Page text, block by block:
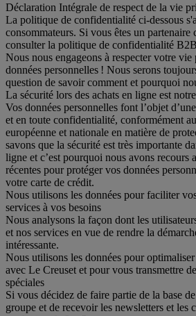
Déclaration Intégrale de respect de la vie
La politique de confidentialité ci-dessous
consommateurs. Si vous êtes un
consulter la politique de confidentialité B2B
Nous nous engageons à respecter votre
données personnelles ! Nous serons
question de savoir comment et pourquoi
La sécurité lors des achats en ligne est
Vos données personnelles font l’objet
et en toute confidentialité, conformément
européenne et nationale en matière de
savons que la sécurité est très importante
ligne et c’est pourquoi nous avons recours
récentes pour protéger vos données
votre carte de crédit.
Nous utilisons les données pour faciliter
services à vos besoins
Nous analysons la façon dont les
et nos services en vue de rendre la
intéressante.
Nous utilisons les données pour
avec Le Creuset et pour vous transmettre
spéciales
Si vous décidez de faire partie de la base
groupe et de recevoir les newsletters et les